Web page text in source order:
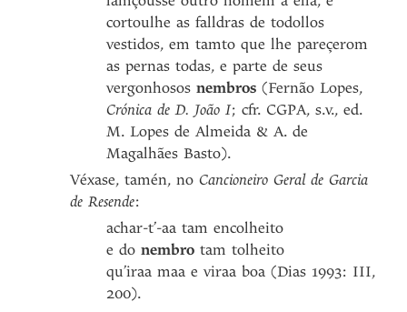
cortoulhe as falldras de todollos
vestidos, em tamto que lhe pareçerom
as pernas todas, e parte de seus
vergonhososnembros(Fernão Lopes,
Crónica de D. João I; cfr. CGPA, s.v., ed.
M. Lopes de Almeida & A. de
Magalhães Basto).
Véxase, tamén, noCancioneiro Geral de Garcia
de Resende:
achar-t’-aa tam encolheito
e donembro tam tolheito
qu’iraa maa e viraa boa (Dias 1993: III,
200).